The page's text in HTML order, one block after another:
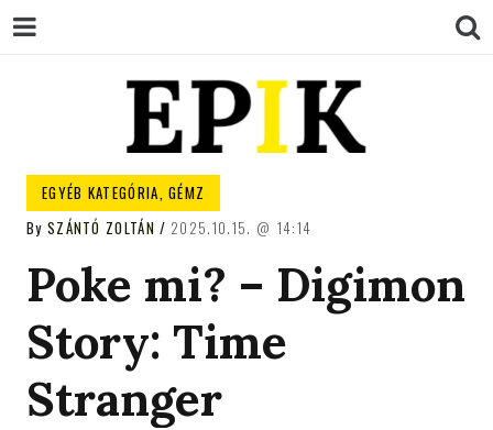
EPIK
EGYÉB KATEGÓRIA,GÉMZ
By SZÁNTÓ ZOLTÁN 2025.10.15. 14:14
Poke mi? – Digimon
Story: Time
Stranger